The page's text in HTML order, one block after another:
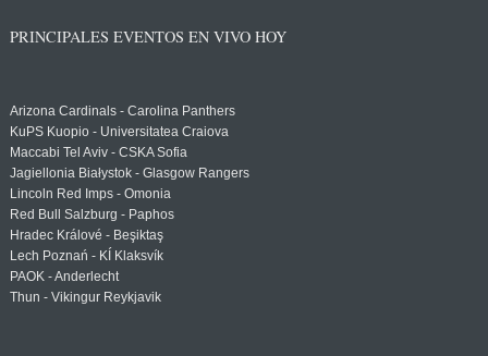
PRINCIPALES EVENTOS EN VIVO HOY
Arizona Cardinals - Carolina Panthers
KuPS Kuopio - Universitatea Craiova
Maccabi Tel Aviv - CSKA Sofia
Jagiellonia Białystok - Glasgow Rangers
Lincoln Red Imps - Omonia
Red Bull Salzburg - Paphos
Hradec Králové - Beşiktaş
Lech Poznań - KÍ Klaksvík
PAOK - Anderlecht
Thun - Vikingur Reykjavik